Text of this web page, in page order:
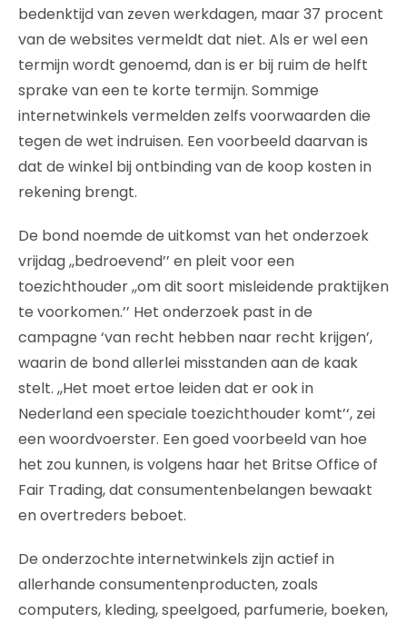
bedenktijd van zeven werkdagen, maar 37 procent
van de websites vermeldt dat niet. Als er wel een
termijn wordt genoemd, dan is er bij ruim de helft
sprake van een te korte termijn. Sommige
internetwinkels vermelden zelfs voorwaarden die
tegen de wet indruisen. Een voorbeeld daarvan is
dat de winkel bij ontbinding van de koop kosten in
rekening brengt.
De bond noemde de uitkomst van het onderzoek
vrijdag ,,bedroevend’’ en pleit voor een
toezichthouder ,,om dit soort misleidende praktijken
te voorkomen.’’ Het onderzoek past in de
campagne ‘van recht hebben naar recht krijgen’,
waarin de bond allerlei misstanden aan de kaak
stelt. ,,Het moet ertoe leiden dat er ook in
Nederland een speciale toezichthouder komt’‘, zei
een woordvoerster. Een goed voorbeeld van hoe
het zou kunnen, is volgens haar het Britse Office of
Fair Trading, dat consumentenbelangen bewaakt
en overtreders beboet.
De onderzochte internetwinkels zijn actief in
allerhande consumentenproducten, zoals
computers, kleding, speelgoed, parfumerie, boeken,